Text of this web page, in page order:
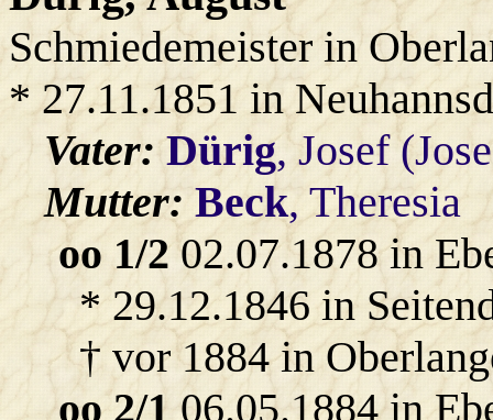
Schmiedemeister in
* 27.11.1851 in
Vater:Dürig, Josef
Mutter: Beck, Theresia
oo 1/202.07.1878 in
* 29.12.1846 in
† vor 1884 in
oo 2/106.05.1884 in